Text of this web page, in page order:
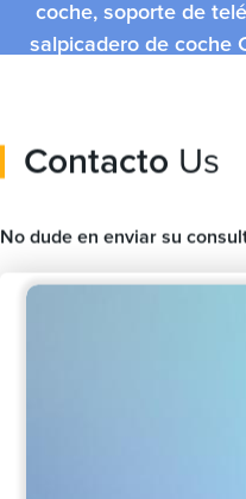
coche, soporte de
salpicadero de coche
Contacto Us
No dude en enviar su